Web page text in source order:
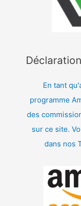
En tant
programme
des
sur ce site.
dans nos